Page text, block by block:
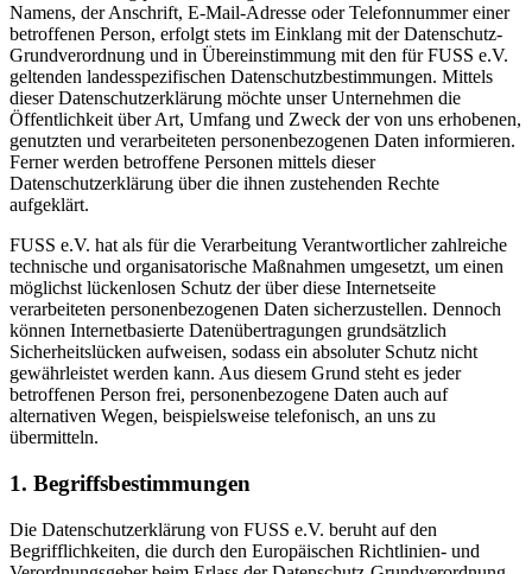
Namens, der Anschrift, E-Mail-Adresse oder Telefonnummer einer
betroffenen Person, erfolgt stets im Einklang mit der Datenschutz-
Grundverordnung und in Übereinstimmung mit den für FUSS e.V.
geltenden landesspezifischen Datenschutzbestimmungen. Mittels
dieser Datenschutzerklärung möchte unser Unternehmen die
Öffentlichkeit über Art, Umfang und Zweck der von uns erhobenen,
genutzten und verarbeiteten personenbezogenen Daten informieren.
Ferner werden betroffene Personen mittels dieser
Datenschutzerklärung über die ihnen zustehenden Rechte
aufgeklärt.
FUSS e.V. hat als für die Verarbeitung Verantwortlicher zahlreiche
technische und organisatorische Maßnahmen umgesetzt, um einen
möglichst lückenlosen Schutz der über diese Internetseite
verarbeiteten personenbezogenen Daten sicherzustellen. Dennoch
können Internetbasierte Datenübertragungen grundsätzlich
Sicherheitslücken aufweisen, sodass ein absoluter Schutz nicht
gewährleistet werden kann. Aus diesem Grund steht es jeder
betroffenen Person frei, personenbezogene Daten auch auf
alternativen Wegen, beispielsweise telefonisch, an uns zu
übermitteln.
1. Begriffsbestimmungen
Die Datenschutzerklärung von FUSS e.V. beruht auf den
Begrifflichkeiten, die durch den Europäischen Richtlinien- und